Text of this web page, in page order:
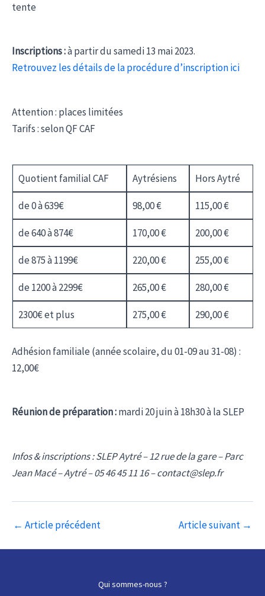
tente
Inscriptions :à partir du samedi 13 mai 2023.
Retrouvez les détails de la procédure d’inscription ici
Attention : places limitées
Tarifs : selon QF CAF
Quotient familial CAF Aytrésiens Hors Aytré
de 0 à 639€ 98,00 € 115,00 €
de 640 à 874€ 170,00 € 200,00 €
de 875 à 1199€ 220,00 € 255,00 €
de 1200 à 2299€ 265,00 € 280,00 €
2300€ et plus 275,00 € 290,00 €
Adhésion familiale (année scolaire, du 01-09 au 31-08) :
12,00€
Réunion de préparation :mardi 20 juin à 18h30 à la SLEP
Infos & inscriptions : SLEP Aytré – 12 rue de la gare – Parc
Jean Macé – Aytré – 05 46 45 11 16 – contact@slep.fr
Navigation
← Article précédent Article suivant →
Qui sommes-nous ?